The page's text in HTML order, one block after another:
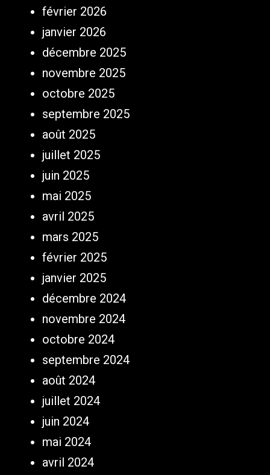
février 2026
janvier 2026
décembre 2025
novembre 2025
octobre 2025
septembre 2025
août 2025
juillet 2025
juin 2025
mai 2025
avril 2025
mars 2025
février 2025
janvier 2025
décembre 2024
novembre 2024
octobre 2024
septembre 2024
août 2024
juillet 2024
juin 2024
mai 2024
avril 2024